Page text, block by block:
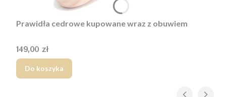
Prawidła cedrowe kupowane wraz z obuwiem
Cena
149,00 zł
Do koszyka